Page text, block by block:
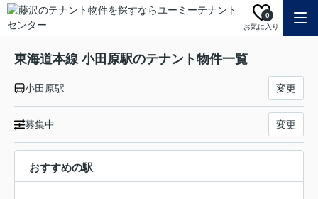
お気に入り
0
東海道本線 小田原駅のテナント物件一覧
小田原駅 変更
募集中 変更
おすすめの駅